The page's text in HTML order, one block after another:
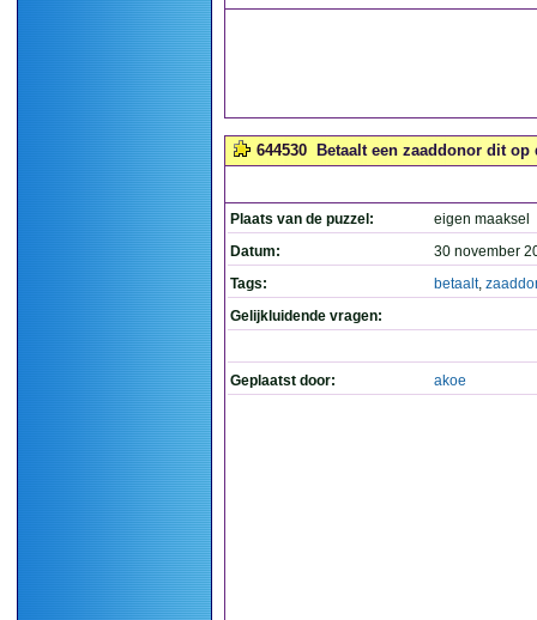
644530 Betaalt een zaaddonor dit op
Plaats van de puzzel:
eigen maaksel
Datum:
30 november
Tags:
betaalt,
Gelijkluidende vragen:
Geplaatst door: akoe